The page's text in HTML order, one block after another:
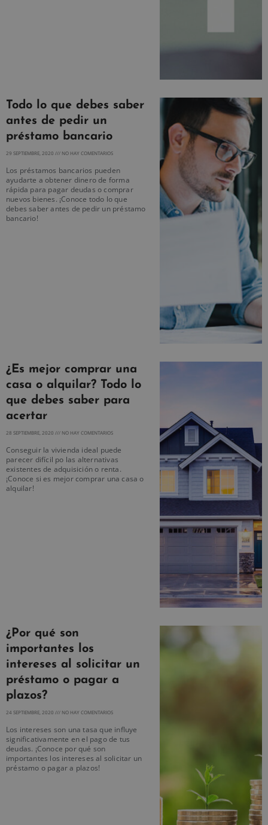
Todo lo que debes saber
antes de pedir un
préstamo bancario
29 SEPTIEMBRE, 2020 NO HAY COMENTARIOS
Los préstamos bancarios pueden
ayudarte a obtener dinero de forma
rápida para pagar deudas o comprar
nuevos bienes. ¡Conoce todo lo que
debes saber antes de pedir un préstamo
bancario!
¿Es mejor comprar una
casa o alquilar? Todo lo
que debes saber para
acertar
28 SEPTIEMBRE, 2020 NO HAY COMENTARIOS
Conseguir la vivienda ideal puede
parecer difícil po las alternativas
existentes de adquisición o renta.
¡Conoce si es mejor comprar una casa o
alquilar!
¿Por qué son
importantes los
intereses al solicitar un
préstamo o pagar a
plazos?
24 SEPTIEMBRE, 2020 NO HAY COMENTARIOS
Los intereses son una tasa que influye
significativamente en el pago de tus
deudas. ¡Conoce por qué son
importantes los intereses al solicitar un
préstamo o pagar a plazos!